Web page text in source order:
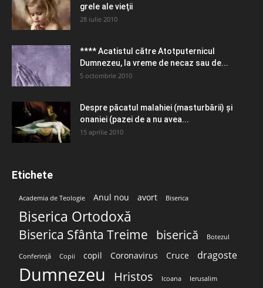
grele ale vieţii
28 iulie 2010
**** Acatistul către Atotputernicul
Dumnezeu, la vreme de necaz sau de...
5 octombrie 2010
Despre păcatul malahiei (masturbării) şi
onaniei (pazei de a nu avea...
15 aprilie 2010
Etichete
Academia de Teologie Anul nou avort Biserica
Biserica Ortodoxă
Biserica Sfânta Treime biserică Botezul
Conferință Copii copil Coronavirus Cruce dragoste
Dumnezeu Hristos Icoana Ierusalim